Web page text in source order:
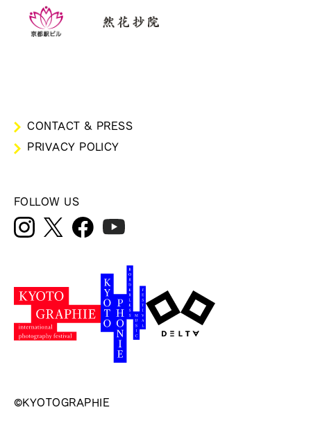
CONTACT & PRESS
PRIVACY POLICY
FOLLOW US
©KYOTOGRAPHIE